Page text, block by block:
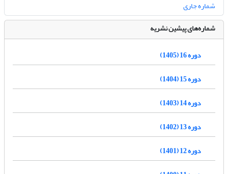
شماره جاری
شماره‌های پیشین نشریه
دوره 16 (1405)
دوره 15 (1404)
دوره 14 (1403)
دوره 13 (1402)
دوره 12 (1401)